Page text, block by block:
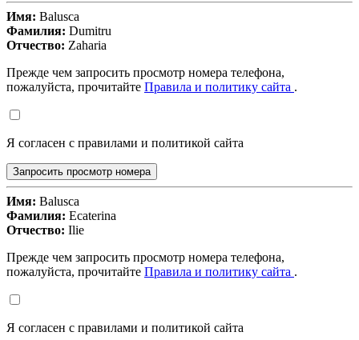
Имя: Balusca
Фамилия: Dumitru
Отчество: Zaharia
Прежде чем запросить просмотр номера телефона,
пожалуйста, прочитайте Правила и политику сайта .
Я согласен с правилами и политикой сайта
Запросить просмотр номера
Имя: Balusca
Фамилия: Ecaterina
Отчество: Ilie
Прежде чем запросить просмотр номера телефона,
пожалуйста, прочитайте Правила и политику сайта .
Я согласен с правилами и политикой сайта